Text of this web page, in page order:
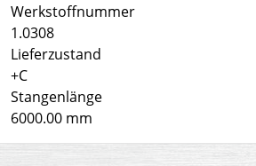
Werkstoffnummer
1.0308
Lieferzustand
+C
Stangenlänge
6000.00 mm